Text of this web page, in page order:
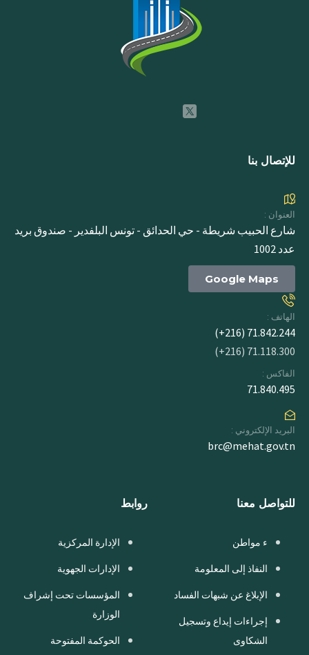
للإتصال بنا
العنوان :
شارع الحبيب شريطة - حي الحدائق - تونس البلفدير - صندوق بريد
عدد 1002
Google Maps
الهاتف :
71.842.244 (216+)
71.118.300 (216+)
الفاكس :
71.840.495
البريد الإلكتروني :
brc@mehat.gov.tn
للتواصل معنا
ء مواطن
النفاذ إلى المعلومة
الإبلاغ عن شبهات الفساد
إجراءات إيداع وتسجيل
الشكاوى
روابط
الإدارة المركزية
الإدارات الجهوية
المؤسسات تحت إشراف
الوزارة
الحوكمة المفتوحة